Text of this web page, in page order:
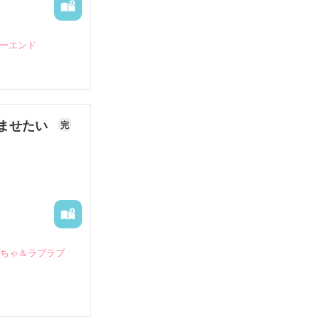
エンド
せたい 完
ゃ＆ラブラブ